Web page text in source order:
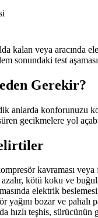
kalan veya aracında
sonundaki test
Gerekir?
anlarda konforunuzu
gecikmelere yol
kavraması veya
kötü koku ve
elektrik
yağını bozar ve pahalı
hızlı teşhis,